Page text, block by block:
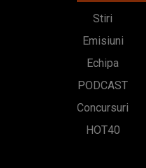
Stiri
Emisiuni
Echipa
PODCAST
Concursuri
HOT40